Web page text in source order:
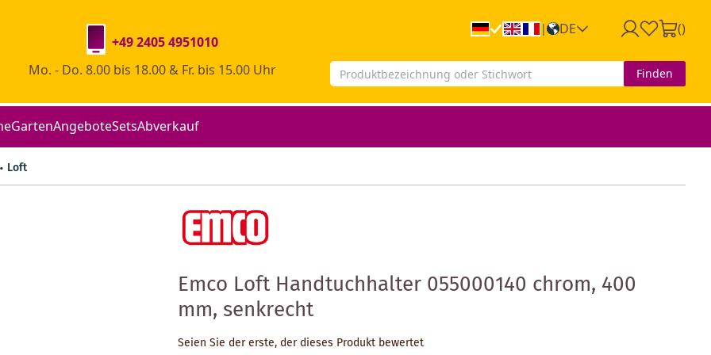
| DE ()
+49 2405 4951010
Mo. - Do. 8.00 bis 18.00 & Fr. bis 15.00 Uhr
Finden
GartenAngeboteSetsAbverkauf
Loft
Emco Loft Handtuchhalter 055000140 chrom, 400
mm, senkrecht
Seien Sie der erste, der dieses Produkt bewertet